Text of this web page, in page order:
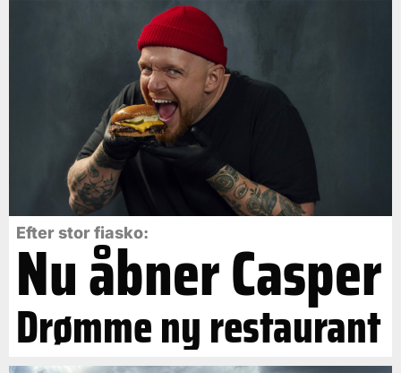
Efter stor fiasko:
Nu åbner Casper
Drømme ny restaurant